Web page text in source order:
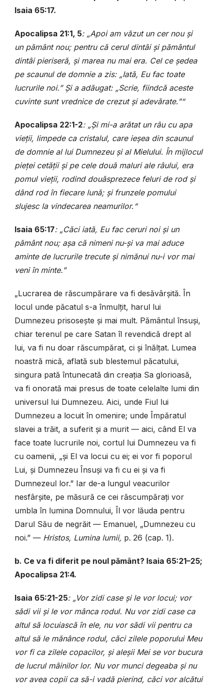
Isaia 65:17.
Apocalipsa 21:1, 5: „Apoi am văzut un cer nou și
un pământ nou; pentru că cerul dintâi și pământul
dintâi pieriseră, și marea nu mai era. Cel ce ședea
pe scaunul de domnie a zis: „Iată, Eu fac toate
lucrurile noi.” Și a adăugat: „Scrie, fiindcă aceste
cuvinte sunt vrednice de crezut și adevărate.”“
Apocalipsa 22:1-2: „Și mi-a arătat un râu cu apa
vieții, limpede ca cristalul, care ieșea din scaunul
de domnie al lui Dumnezeu și al Mielului. În mijlocul
pieței cetății și pe cele două maluri ale râului, era
pomul vieții, rodind douăsprezece feluri de rod și
dând rod în fiecare lună; și frunzele pomului
slujesc la vindecarea neamurilor.“
Isaia 65:17: „Căci iată, Eu fac ceruri noi și un
pământ nou; așa că nimeni nu-și va mai aduce
aminte de lucrurile trecute și nimănui nu-i vor mai
veni în minte.”
„Lucrarea de răscumpărare va fi desăvârșită. În
locul unde păcatul s-a înmulțit, harul lui
Dumnezeu prisosește și mai mult. Pământul însuși,
chiar terenul pe care Satan îl revendică drept al
lui, va fi nu doar răscumpărat, ci și înălțat. Lumea
noastră mică, aflată sub blestemul păcatului,
singura pată întunecată din creația Sa glorioasă,
va fi onorată mai presus de toate celelalte lumi din
universul lui Dumnezeu. Aici, unde Fiul lui
Dumnezeu a locuit în omenire; unde Împăratul
slavei a trăit, a suferit și a murit — aici, când El va
face toate lucrurile noi, cortul lui Dumnezeu va fi
cu oamenii, „și El va locui cu ei; ei vor fi poporul
Lui, și Dumnezeu Însuși va fi cu ei și va fi
Dumnezeul lor.” Iar de-a lungul veacurilor
nesfârșite, pe măsură ce cei răscumpărați vor
umbla în lumina Domnului, Îl vor lăuda pentru
Darul Său de negrăit — Emanuel, „Dumnezeu cu
noi.” — Hristos, Lumina lumii, p. 26 (cap. 1).
b. Ce va fi diferit pe noul pământ? Isaia 65:21–25;
Apocalipsa 21:4.
Isaia 65:21-25: „Vor zidi case și le vor locui; vor
sădi vii și le vor mânca rodul. Nu vor zidi case ca
altul să locuiască în ele, nu vor sădi vii pentru ca
altul să le mănânce rodul, căci zilele poporului Meu
vor fi ca zilele copacilor, și aleșii Mei se vor bucura
de lucrul mâinilor lor. Nu vor munci degeaba și nu
vor avea copii ca să-i vadă pierind, căci vor alcătui